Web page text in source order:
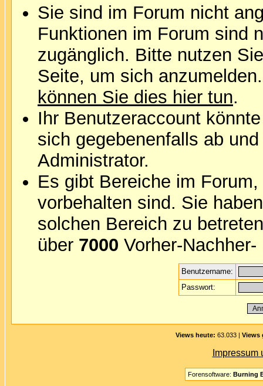
Sie sind im Forum nicht
Funktionen im Forum sind
zugänglich. Bitte nutzen
Seite, um sich
können Sie dies hier tun.
Ihr Benutzeraccount
sich gegebenenfalls ab
Administrator.
Es gibt Bereiche im
vorbehalten sind. Sie
solchen Bereich zu
über 7000 Vorher-
Benutzername:
Passwort:
Views heute: 63.033 | Views
Forensoftware: Burning